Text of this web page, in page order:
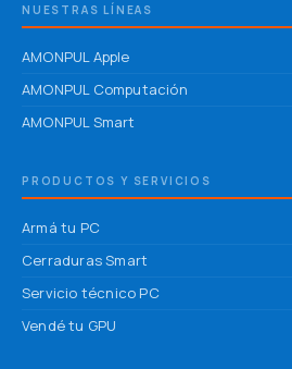
NUESTRAS LÍNEAS
AMONPUL Apple
AMONPUL Computación
AMONPUL Smart
PRODUCTOS Y SERVICIOS
Armá tu PC
Cerraduras Smart
Servicio técnico PC
Vendé tu GPU